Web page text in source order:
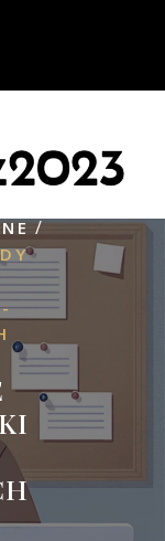
/